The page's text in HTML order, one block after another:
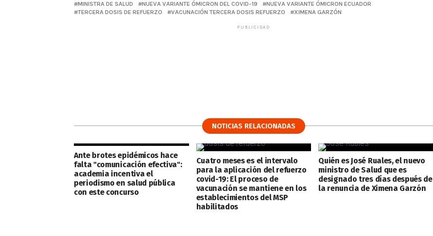
MINISTRA DE SALUD
NUEVA VARIANTE ÓMICRON DEL COVID-19
NUEVA VARIANTE ÓMICRON ECUADOR
TERCERA DOSIS DE REFUERZO
VACUNACIÓN TERCERA DOSIS REFUERZO XIMENA GARZÓN
PUBLICIDAD
NOTICIAS RELACIONADAS
Ante brotes epidémicos hace
falta "comunicación efectiva":
academia incentiva el
periodismo en salud pública
con este concurso
Cuatro meses es el intervalo
para la aplicación del refuerzo
covid-19: El proceso de
vacunación se mantiene en los
establecimientos del MSP
habilitados
Quién es José Ruales, el nuevo
ministro de Salud que es
designado tres días después de
la renuncia de Ximena Garzón